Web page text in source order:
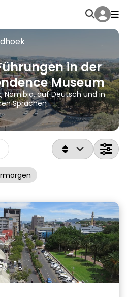
in der
Museum
Namibia, auf Deutsch und in
Sprachen